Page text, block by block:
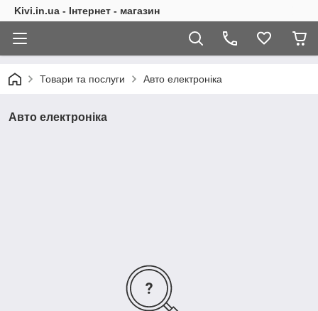
Kivi.in.ua - Інтернет - магазин
Товари та послуги Авто електроніка
Авто електроніка